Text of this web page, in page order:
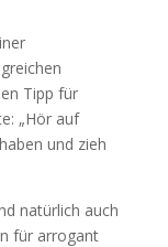
Tipp für
„Hör auf
und zieh
natürlich auch
für arrogant